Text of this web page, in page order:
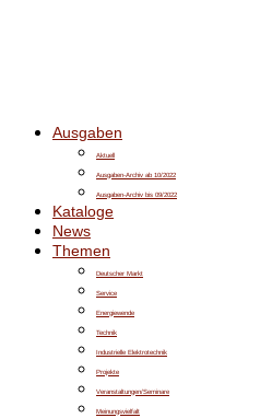
Ausgaben
Aktuell
Ausgaben-Archiv ab 10/2022
Ausgaben-Archiv bis 09/2022
Kataloge
News
Themen
Deutscher Markt
Service
Energiewende
Technik
Industrielle Elektrotechnik
Projekte
Veranstaltungen/Seminare
Meinungsvielfalt